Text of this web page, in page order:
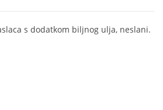
s dodatkom biljnog ulja, neslani.